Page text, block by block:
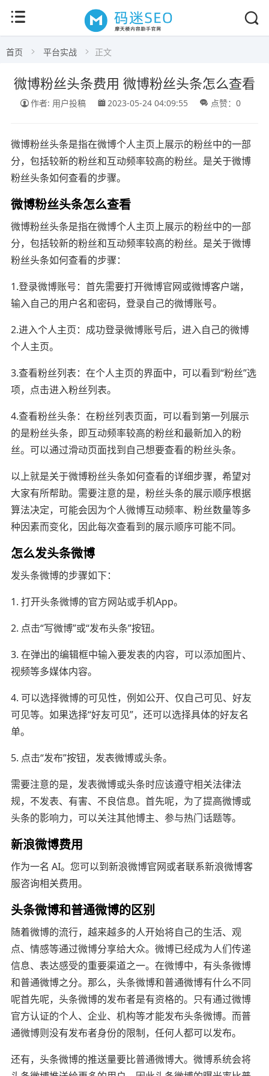
首页 平台实战 正文
微博粉丝头条费用 微博粉丝头条怎么查看
作者: 用户投稿 2023-05-24 04:09:55 点赞：0
微博粉丝头条是指在微博个人主页上展示的粉丝中的一部
分，包括较新的粉丝和互动频率较高的粉丝。是关于微博
粉丝头条如何查看的步骤。
微博粉丝头条怎么查看
微博粉丝头条是指在微博个人主页上展示的粉丝中的一部
分，包括较新的粉丝和互动频率较高的粉丝。是关于微博
粉丝头条如何查看的步骤：
1.登录微博账号：首先需要打开微博官网或微博客户端，
输入自己的用户名和密码，登录自己的微博账号。
2.进入个人主页：成功登录微博账号后，进入自己的微博
个人主页。
3.查看粉丝列表：在个人主页的界面中，可以看到“粉丝”选
项，点击进入粉丝列表。
4.查看粉丝头条：在粉丝列表页面，可以看到第一列展示
的是粉丝头条，即互动频率较高的粉丝和最新加入的粉
丝。可以通过滑动页面找到自己想要查看的粉丝头条。
以上就是关于微博粉丝头条如何查看的详细步骤，希望对
大家有所帮助。需要注意的是，粉丝头条的展示顺序根据
算法决定，可能会因为个人微博互动频率、粉丝数量等多
种因素而变化，因此每次查看到的展示顺序可能不同。
怎么发头条微博
发头条微博的步骤如下：
1. 打开头条微博的官方网站或手机App。
2. 点击“写微博”或“发布头条”按钮。
3. 在弹出的编辑框中输入要发表的内容，可以添加图片、
视频等多媒体内容。
4. 可以选择微博的可见性，例如公开、仅自己可见、好友
可见等。如果选择“好友可见”，还可以选择具体的好友名
单。
5. 点击“发布”按钮，发表微博或头条。
需要注意的是，发表微博或头条时应该遵守相关法律法
规，不发表、有害、不良信息。首先呢，为了提高微博或
头条的影响力，可以关注其他博主、参与热门话题等。
新浪微博费用
作为一名 AI。您可以到新浪微博官网或者联系新浪微博客
服咨询相关费用。
头条微博和普通微博的区别
随着微博的流行，越来越多的人开始将自己的生活、观
点、情感等通过微博分享给大众。微博已经成为人们传递
信息、表达感受的重要渠道之一。在微博中，有头条微博
和普通微博之分。那么，头条微博和普通微博有什么不同
呢首先呢，头条微博的发布者是有资格的。只有通过微博
官方认证的个人、企业、机构等才能发布头条微博。而普
通微博则没有发布者身份的限制，任何人都可以发布。
还有，头条微博的推送量要比普通微博大。微博系统会将